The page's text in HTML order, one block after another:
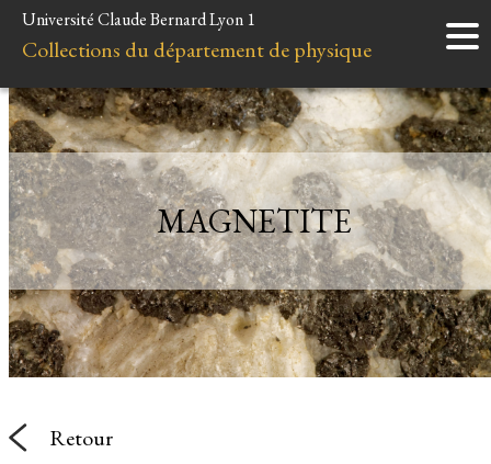
Accueil
Instruments
Minéraux
Liens et ressources
Université Claude Bernard Lyon 1
Collections du département de physique
MAGNETITE
Retour